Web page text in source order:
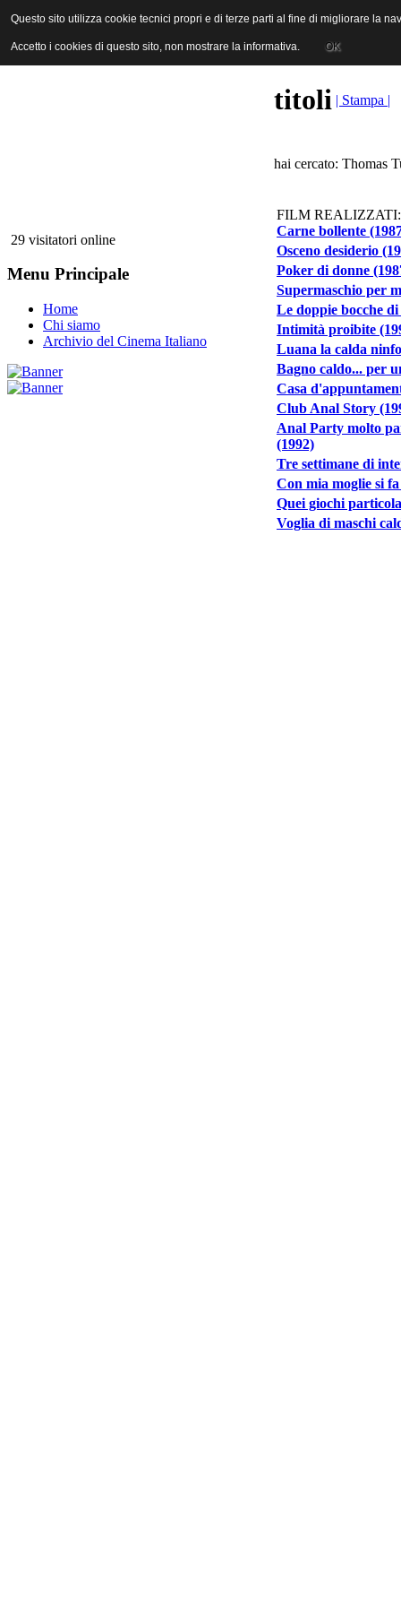
ANICA | Associazione Nazionale Industrie Cinematografiche
29 visitatori online
Menu Principale
Home
Chi siamo
Archivio del Cinema Italiano
titoli | Stampa |
hai cercato: Thomas
FILM REALIZZATI:
Carne bollente
Osceno desiderio
Poker di donne
Supermaschio per
Le doppie bocche
Intimità proibite
Luana la calda
Bagno caldo... per
Casa
Club Anal Story
Anal Party molto
(1992)
Tre settimane di
Con mia moglie si
Quei giochi
Voglia di maschi
Questo sito utilizza cookie tecnici propri e di terze parti al fine di migliorare la
Accetto i cookies di questo sito, non mostrare la informativa. OK
Questo sito utilizza cookie tecnici propri e di terze parti al fine di migliorare la
Accetto i cookies di questo sito, non mostrare la informativa. OK